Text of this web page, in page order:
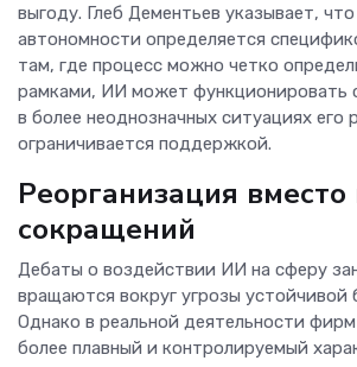
выгоду. Глеб Дементьев указывает, что
автономности определяется
там, где процесс можно четко
рамками, ИИ может функционировать
в более неоднозначных ситуациях его
ограничивается поддержкой.
Реорганизация
сокращений
Дебаты о воздействии ИИ на сферу
вращаются вокруг угрозы устойчивой
Однако в реальной деятельности
более плавный и контролируемый